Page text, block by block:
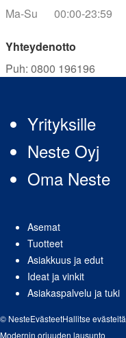
Ma-Su
00:00-23:59
Yhteydenotto
Puh: 0800 196196
Yrityksille
Neste Oyj
Oma Neste
Asemat
Tuotteet
Asiakkuus ja edut
Ideat ja vinkit
Asiakaspalvelu ja tuki
© NesteEvästeetHallitse evästeitä
Modernin orjuuden lausunto